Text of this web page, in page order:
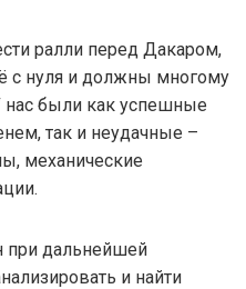
ралли перед Дакаром,
с нуля и должны многому
нас были как успешные
так и неудачные –
механические
при дальнейшей
и найти